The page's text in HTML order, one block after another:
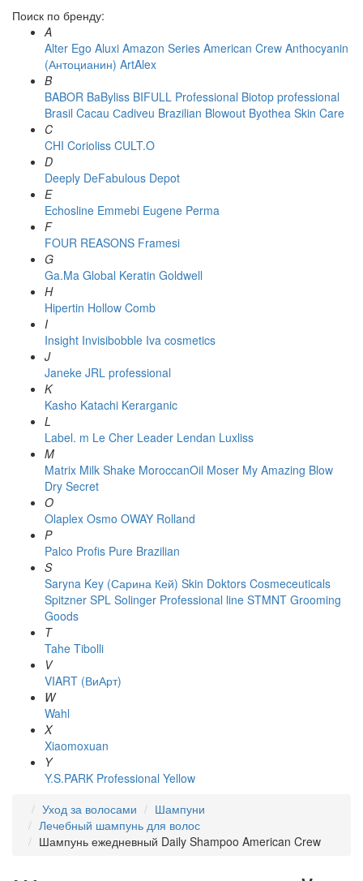
Поиск по бренду:
A
Alter Ego Aluxi Amazon Series American Crew Anthocyanin
(Антоцианин) ArtAlex
B
BABOR BaByliss BIFULL Professional Biotop professional
Brasil Cacau Сadiveu Brazilian Blowout Byothea Skin Care
C
CHI Corioliss CULT.O
D
Deeply DeFabulous Depot
E
Echosline Emmebi Eugene Perma
F
FOUR REASONS Framesi
G
Ga.Ma Global Keratin Goldwell
H
Hipertin Hollow Comb
I
Insight Invisibobble Iva cosmetics
J
Janeke JRL professional
K
Kasho Katachi Kerarganic
L
Label. m Le Cher Leader Lendan Luxliss
M
Matrix Milk Shake MoroccanOil Moser My Amazing Blow
Dry Secret
O
Olaplex Osmo OWAY Rolland
P
Palco Profis Pure Brazilian
S
Saryna Key (Сарина Кей) Skin Doktors Cosmeceuticals
Spitzner SPL Solinger Professional line STMNT Grooming
Goods
T
Tahe Tibolli
V
VIART (ВиАрт)
W
Wahl
X
Xiaomoxuan
Y
Y.S.PARK Professional Yellow
Уход за волосами
Шампуни
Лечебный шампунь для волос
Шампунь ежедневный Daily Shampoo American Crew